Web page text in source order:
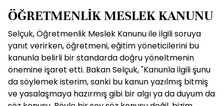
ÖĞRETMENLİK MESLEK KANUNU
Selçuk, Öğretmenlik Meslek Kanunu ile ilgili soruya
yanıt verirken, öğretmeni, eğitim yöneticilerini bu
kanunla belirli bir standarda doğru yöneltmenin
önemine işaret etti. Bakan Selçuk, "Kanunla ilgili şunu
da söylemek isterim, sanki bu kanun yazılmış bitmiş
ve yasalaşmaya hazırmış gibi bir algı ya da duyum da